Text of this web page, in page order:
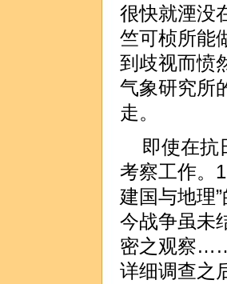
很快就湮没
竺可桢所能
到歧视而愤
气象研究所
走。
即使在抗
考察工作。
建国与地理
今战争虽未
密之观察
详细调查之